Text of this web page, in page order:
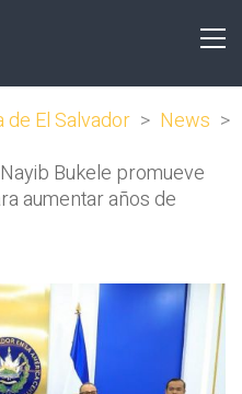
El Salvador > News >
Bukele promueve
aumentar años de